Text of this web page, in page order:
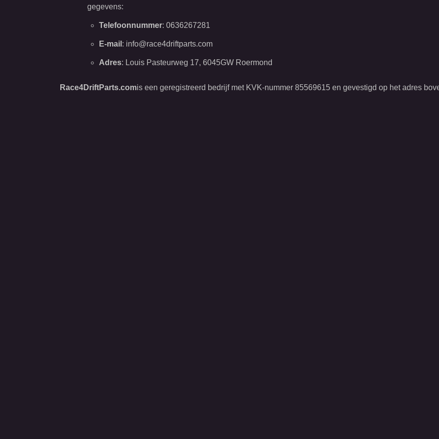
gegevens:
Telefoonnummer: 0636267281
E-mail : info@race4driftparts.com
Adres: Louis Pasteurweg 17, 6045GW Roermond
Race4DriftParts.comis een geregistreerd bedrijf met KVK-nummer 85569615 en gevestigd op het adres